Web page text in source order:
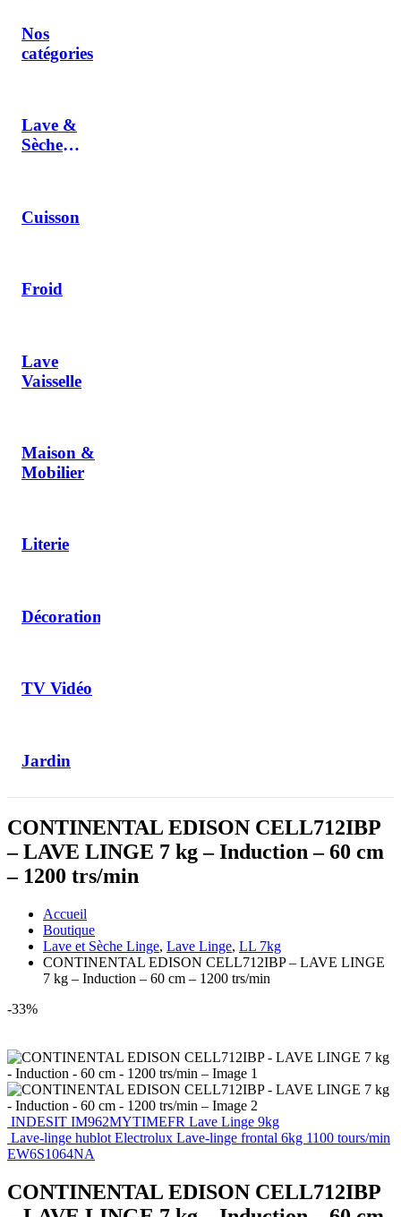
Nos
catégories
Lave &
Sèche
Cuisson
Froid
Lave
Vaisselle
Maison &
Mobilier
Literie
Décoration
TV Vidéo
Jardin
CONTINENTAL EDISON CELL712IBP
– LAVE LINGE 7 kg – Induction – 60 cm
– 1200 trs/min
Accueil
Boutique
Lave et Sèche Linge, Lave Linge, LL 7kg
CONTINENTAL EDISON CELL712IBP – LAVE LINGE
7 kg – Induction – 60 cm – 1200 trs/min
-33%
INDESIT IM962MYTIMEFR Lave Linge 9kg
Lave-linge hublot Electrolux Lave-linge frontal 6kg 1100 tours/min
EW6S1064NA
CONTINENTAL EDISON CELL712IBP